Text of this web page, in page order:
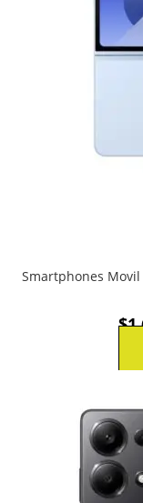
Smartphones Movil
$